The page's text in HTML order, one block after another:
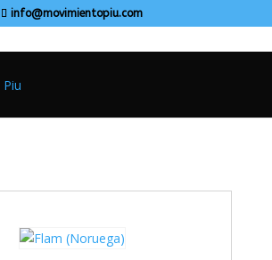
info@movimientopiu.com